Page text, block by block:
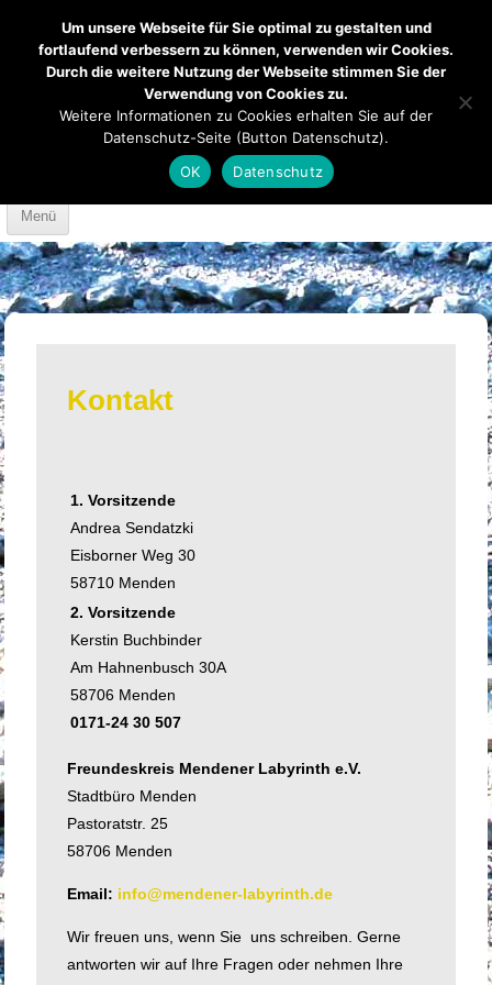
Mendener Labyrinth Kirche Über uns
Anfahrt
Menü
Skip to content
Kontakt
1. Vorsitzende
Andrea Sendatzki
Eisborner Weg 30
58710 Menden
2. Vorsitzende
Kerstin Buchbinder
Am Hahnenbusch 30A
58706 Menden
0171-24 30 507
Freundeskreis Mendener Labyrinth e.V.
Stadtbüro Menden
Pastoratstr. 25
58706 Menden
Email: info@mendener-labyrinth.de
Wir freuen uns, wenn Sie uns schreiben. Gerne
antworten wir auf Ihre Fragen oder nehmen Ihre
Um unsere Webseite für Sie optimal zu gestalten und
fortlaufend verbessern zu können, verwenden wir Cookies.
Durch die weitere Nutzung der Webseite stimmen Sie der
Verwendung von Cookies zu.
Weitere Informationen zu Cookies erhalten Sie auf der
Datenschutz-Seite (Button Datenschutz).
OK
Datenschutz